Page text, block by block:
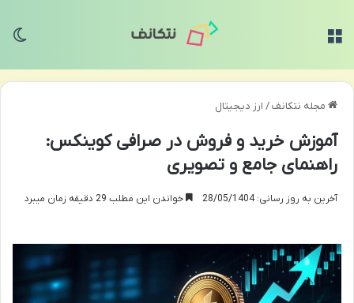
مجله نتکانف/ ارز دیجیتال
آموزش خرید و فروش در صرافی کوینکس:
راهنمای جامع و تصویری
آخرین به روز رسانی: 28/05/1404 خواندن این مطلب 29 دقیقه زمان میبرد